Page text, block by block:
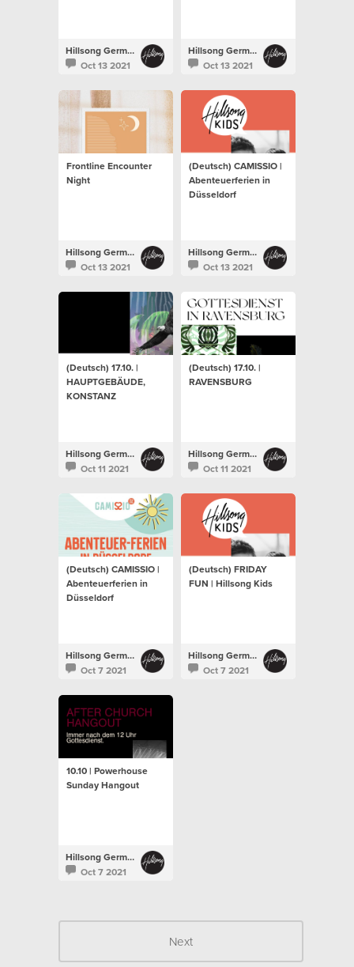
Hillsong Germany
Oct 13 2021
Hillsong Germany
Oct 13 2021
Frontline Encounter
Night
Hillsong Germany
Oct 13 2021
(Deutsch) CAMISSIO |
Abenteuerferien in
Düsseldorf
Hillsong Germany
Oct 13 2021
(Deutsch) 17.10. |
HAUPTGEBÄUDE,
KONSTANZ
Hillsong Germany
Oct 11 2021
(Deutsch) 17.10. |
RAVENSBURG
Hillsong Germany
Oct 11 2021
(Deutsch) CAMISSIO |
Abenteuerferien in
Düsseldorf
Hillsong Germany
Oct 7 2021
(Deutsch) FRIDAY
FUN | Hillsong Kids
Hillsong Germany
Oct 7 2021
10.10 | Powerhouse
Sunday Hangout
Hillsong Germany
Oct 7 2021
Next